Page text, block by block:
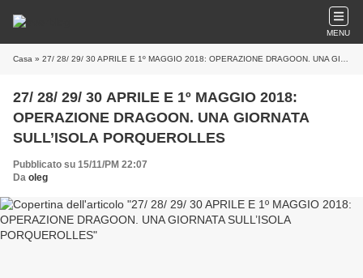
MENU
Casa » 27/ 28/ 29/ 30 APRILE E 1º MAGGIO 2018: OPERAZIONE DRAGOON. UNA GIORNATA SULL’ISOLA PORQUEROLLES
27/ 28/ 29/ 30 APRILE E 1º MAGGIO 2018:
OPERAZIONE DRAGOON. UNA GIORNATA
SULL’ISOLA PORQUEROLLES
Pubblicato su 15/11/PM 22:07
Da oleg